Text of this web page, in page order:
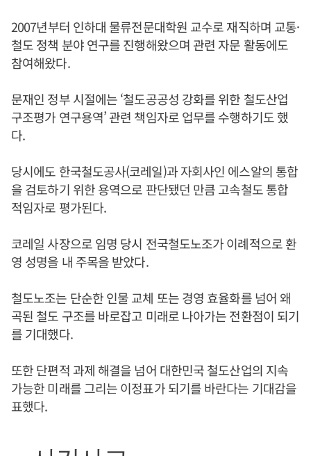
2007년부터 인하대 물류전문대학원 교수로 재직하며 교통·
철도 정책 분야 연구를 진행해왔으며 관련 자문 활동에도
참여해왔다.
문재인 정부 시절에는 ‘철도공공성 강화를 위한 철도산업
구조평가 연구용역’ 관련 책임자로 업무를 수행하기도 했
다.
당시에도 한국철도공사(코레일)과 자회사인 에스알의 통합
을 검토하기 위한 용역으로 판단됐던 만큼 고속철도 통합
적임자로 평가된다.
코레일 사장으로 임명 당시 전국철도노조가 이례적으로 환
영 성명을 내 주목을 받았다.
철도노조는 단순한 인물 교체 또는 경영 효율화를 넘어 왜
곡된 철도 구조를 바로잡고 미래로 나아가는 전환점이 되기
를 기대했다.
또한 단편적 과제 해결을 넘어 대한민국 철도산업의 지속
가능한 미래를 그리는 이정표가 되기를 바란다는 기대감을
표했다.